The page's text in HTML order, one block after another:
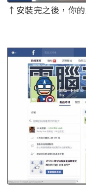
↑安裝完之後，你